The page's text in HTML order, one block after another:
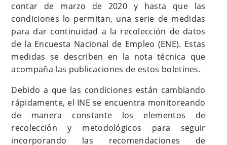
contar de marzo de 2020 y hasta que las
condiciones lo permitan, una serie de medidas
para dar continuidad a la recolección de datos
de la Encuesta Nacional de Empleo (ENE). Estas
medidas se describen en la nota técnica que
acompaña las publicaciones de estos boletines.
Debido a que las condiciones están cambiando
rápidamente, el INE se encuentra monitoreando
de manera constante los elementos de
recolección y metodológicos para seguir
incorporando las recomendaciones de